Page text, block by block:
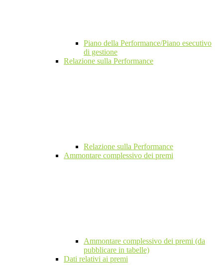
Piano della Performance/Piano esecutivo
di gestione
Relazione sulla Performance
Relazione sulla Performance
Ammontare complessivo dei premi
Ammontare complessivo dei premi (da
pubblicare in tabelle)
Dati relativi ai premi